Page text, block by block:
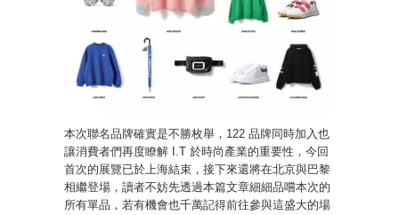
本次聯名品牌確實是不勝枚舉，122 品牌同時加入也
讓消費者們再度瞭解 I.T 於時尚產業的重要性，今回
首次的展覽已於上海結束，接下來還將在北京與巴黎
相繼登場，讀者不妨先透過本篇文章細細品嚐本次的
所有單品，若有機會也千萬記得前往參與這盛大的場